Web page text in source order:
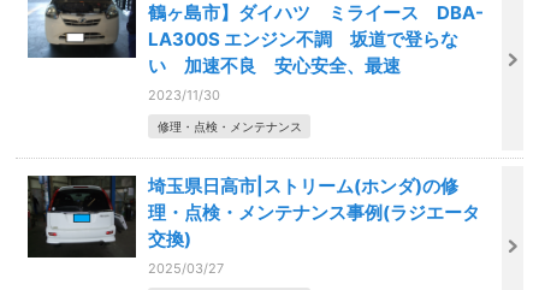
鶴ヶ島市】ダイハツ ミライース DBA-
LA300S エンジン不調 坂道で登らな
い 加速不良 安心安全、最速
2023/11/30
修理・点検・メンテナンス
埼玉県日高市|ストリーム(ホンダ)の修
理・点検・メンテナンス事例(ラジエータ
交換)
2025/03/27